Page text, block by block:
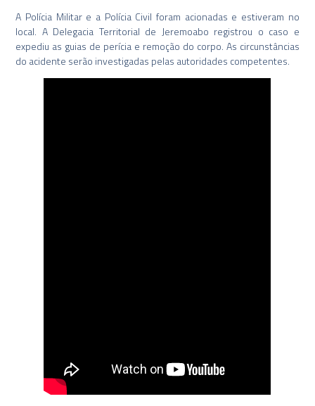
A Polícia Militar e a Polícia Civil foram acionadas e estiveram no
local. A Delegacia Territorial de Jeremoabo registrou o caso e
expediu as guias de perícia e remoção do corpo. As circunstâncias
do acidente serão investigadas pelas autoridades competentes.